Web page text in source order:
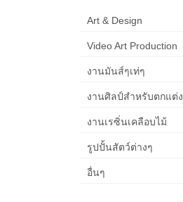
Art & Design
Video Art Production
งานมันส์ๆเท่ๆ
งานศิลป์สำหรับตกแต่ง
งานเรซิ่นเคลือบไม้
รูปปั้นสัตว์ต่างๆ
อื่นๆ